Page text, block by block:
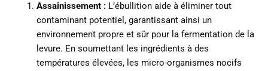
Assainissement : L’ébullition aide à éliminer tout
contaminant potentiel, garantissant ainsi un
environnement propre et sûr pour la fermentation de la
levure. En soumettant les ingrédients à des
températures élevées, les micro-organismes nocifs